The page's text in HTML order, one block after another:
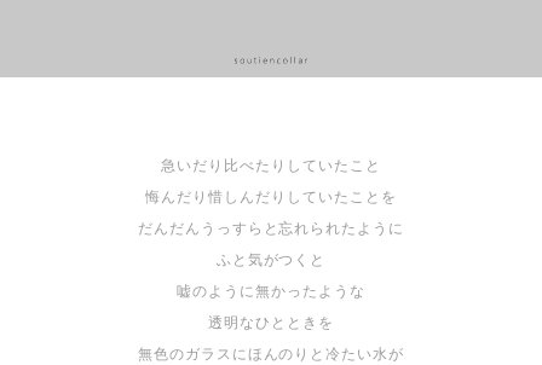
急いだり比べたりしていたこと
悔んだり惜しんだりしていたことを
だんだんうっすらと忘れられたように
ふと気がつくと
嘘のように無かったような
透明なひとときを
無色のガラスにほんのりと冷たい水が